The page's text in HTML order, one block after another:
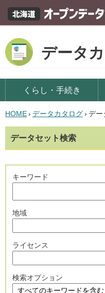
データ
くらし・手続き
HOME› データカタログ› デー
データセット検索
キーワード
地域
ライセンス
検索オプション